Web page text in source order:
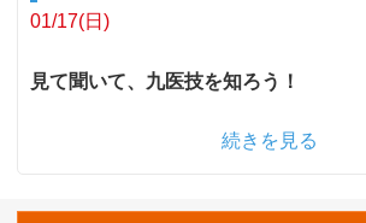
01/17(日)
見て聞いて、九医技を知ろう！
続きを見る